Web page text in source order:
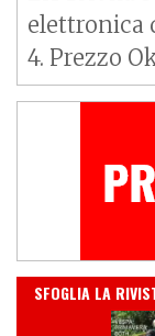
elettronica
4. Prezzo
IN EDICOLA
SFOGLIA LA